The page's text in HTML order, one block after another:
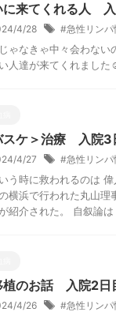
に来てくれる人
4/28 #急性リンパ
ゃなきゃ中々会わな
人達が来てくれまし
スケ＞治療 入院3
4/27 #急性リンパ
う時に救われるのは
横浜で行われた丸山理
紹介された。 自叙論
植のお話 入院2日
4/26 #急性リンパ